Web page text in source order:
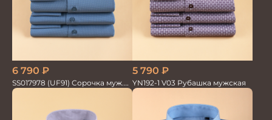
6 790 ₽
SS017978 (UF91) Сорочка муж.
дл. рук. GROSTYLE TRENDY
5 790 ₽
YN192-1 V03 Рубашка мужская